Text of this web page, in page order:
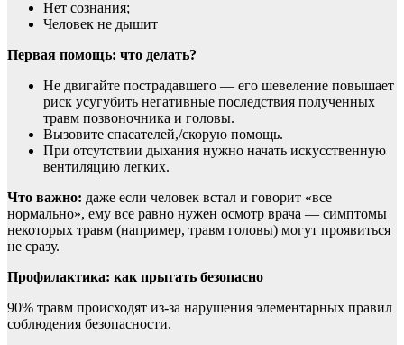
Нет сознания;
Человек не дышит
Первая помощь: что делать?
Не двигайте пострадавшего — его шевеление повышает
риск усугубить негативные последствия полученных
травм позвоночника и головы.
Вызовите спасателей,/скорую помощь.
При отсутствии дыхания нужно начать искусственную
вентиляцию легких.
Что важно: даже если человек встал и говорит «все
нормально», ему все равно нужен осмотр врача — симптомы
некоторых травм (например, травм головы) могут проявиться
не сразу.
Профилактика: как прыгать безопасно
90% травм происходят из-за нарушения элементарных правил
соблюдения безопасности.